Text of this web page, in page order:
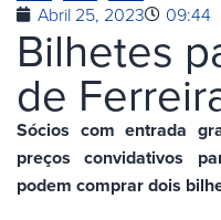
Abril 25, 2023 09:44
Bilhetes
de
Sócios com entrada
preços convidativos
podem comprar dois